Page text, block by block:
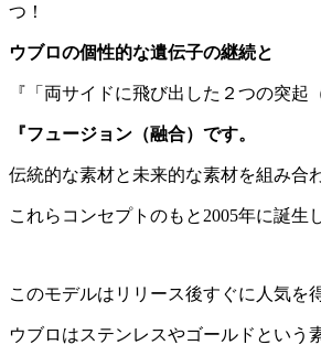
つ！
ウブロの個性的な遺伝子の継続と
『「両サイドに飛び出した２つの突
『フュージョン（融合）です。
伝統的な素材と未来的な素材を組み合
これらコンセプトのもと2005年に誕生
このモデルはリリース後すぐに人気を
ウブロはステンレスやゴールドという